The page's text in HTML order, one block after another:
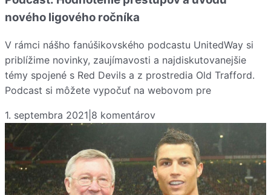
nového ligového ročníka
V rámci nášho fanúšikovského podcastu UnitedWay si
priblížime novinky, zaujímavosti a najdiskutovanejšie
témy spojené s Red Devils a z prostredia Old Trafford.
Podcast si môžete vypočuť na webovom pre
1. septembra 2021 8 komentárov